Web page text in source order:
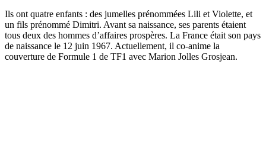
Ils ont quatre enfants : des jumelles prénommées Lili et Violette, et
un fils prénommé Dimitri. Avant sa naissance, ses parents étaient
tous deux des hommes d’affaires prospères. La France était son pays
de naissance le 12 juin 1967. Actuellement, il co-anime la
couverture de Formule 1 de TF1 avec Marion Jolles Grosjean.